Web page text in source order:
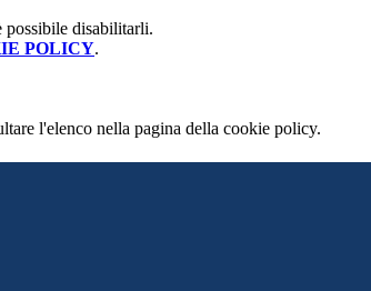
possibile disabilitarli.
POLICY.
l'elenco nella pagina della cookie policy.